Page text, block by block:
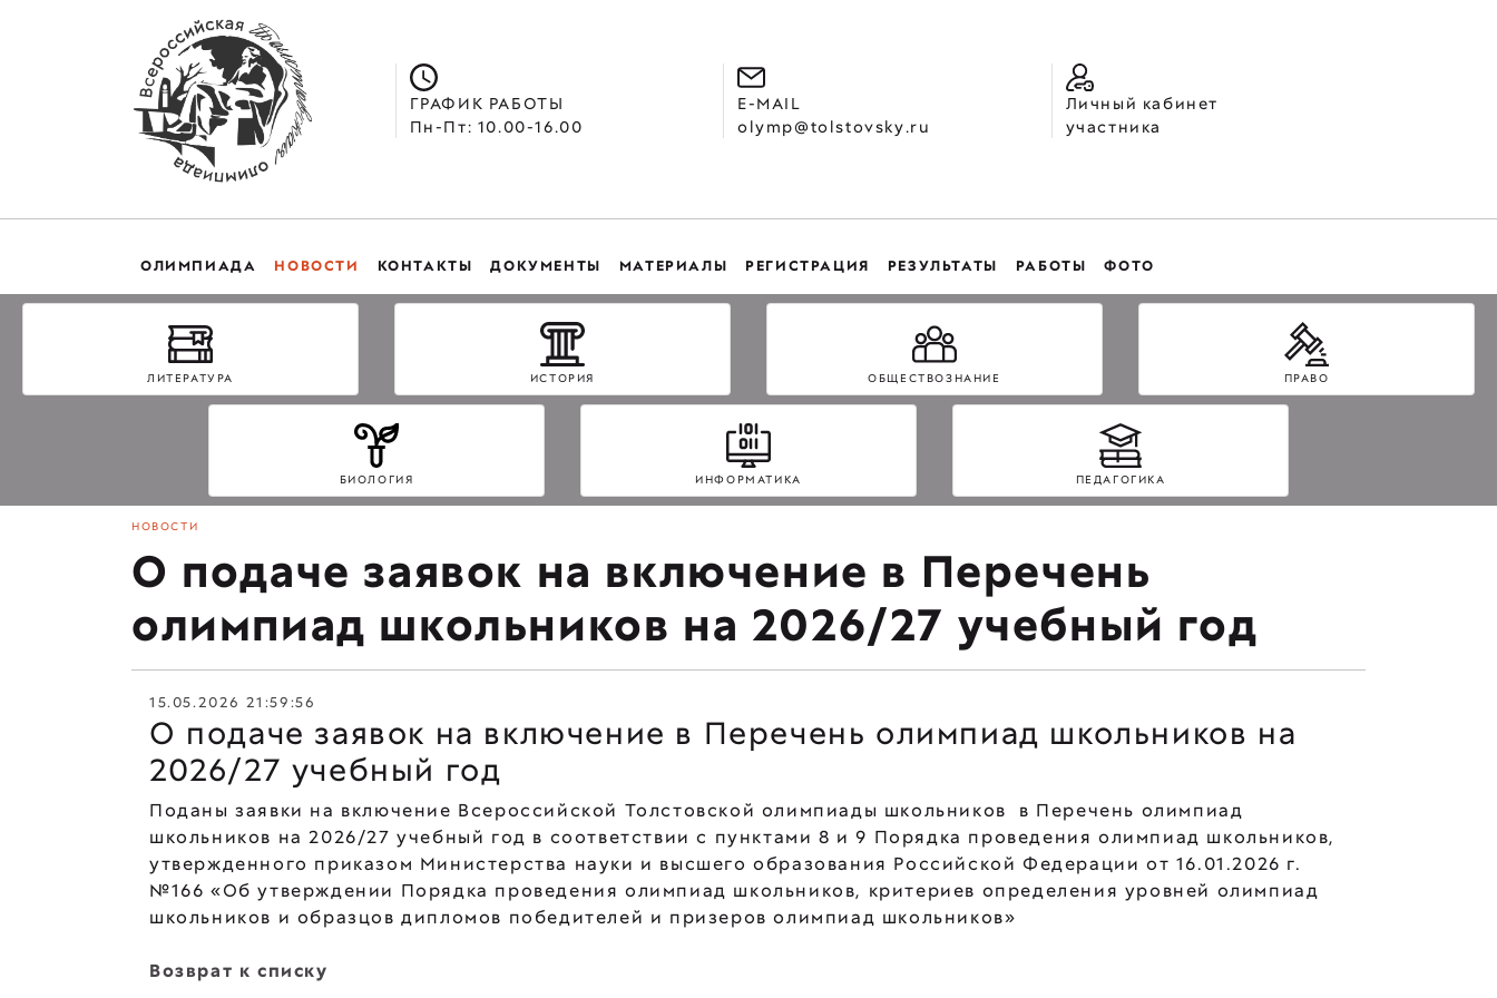
ГРАФИК РАБОТЫ
Пн-Пт: 10.00-16.00
E-MAIL
olymp@tolstovsky.ru
Личный кабинет
участника
ОЛИМПИАДА НОВОСТИ КОНТАКТЫ ДОКУМЕНТЫ МАТЕРИАЛЫ РЕГИСТРАЦИЯ РЕЗУЛЬТАТЫ РАБОТЫ ФОТО
ЛИТЕРАТУРА ИСТОРИЯ ОБЩЕСТВОЗНАНИЕ ПРАВО
БИОЛОГИЯ ИНФОРМАТИКА ПЕДАГОГИКА
НОВОСТИ
О подаче заявок на включение в Перечень
олимпиад школьников на 2026/27 учебный год
15.05.2026 21:59:56
О подаче заявок на включение в Перечень олимпиад школьников на
2026/27 учебный год
Поданы заявки на включение Всероссийской Толстовской олимпиады школьников в Перечень олимпиад
школьников на 2026/27 учебный год в соответствии с пунктами 8 и 9 Порядка проведения олимпиад школьников,
утвержденного приказом Министерства науки и высшего образования Российской Федерации от 16.01.2026 г.
№166 «Об утверждении Порядка проведения олимпиад школьников, критериев определения уровней олимпиад
школьников и образцов дипломов победителей и призеров олимпиад школьников»
Возврат к списку